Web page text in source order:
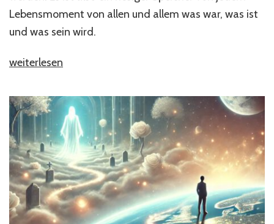
Lebensmoment von allen und allem was war, was ist
und was sein wird.
„Akasha
weiterlesen